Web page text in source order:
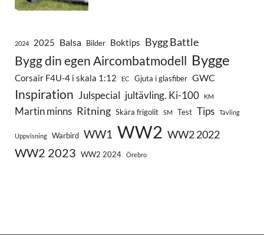
2024 2025 Balsa Bilder Boktips Bygg Battle
Bygg din egen Aircombatmodell Bygge
Corsair F4U-4 i skala 1:12 EC Gjuta i glasfiber GWC
Inspiration Julspecial jultävling. Ki-100 KM
Martin minns Ritning Skära frigolit SM Test Tips Tävling
Uppvisning Warbird WW1 WW2 WW2 2022
WW2 2023 WW2 2024 Örebro